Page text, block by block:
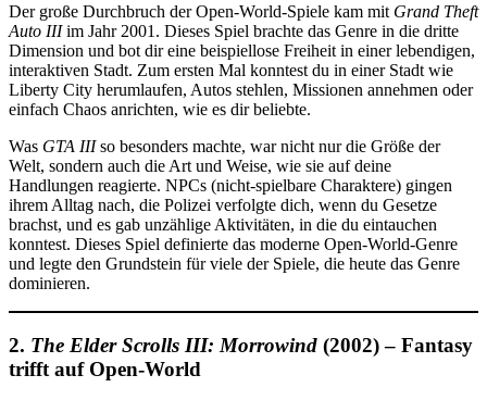
Der große Durchbruch der Open-World-Spiele kam mit Grand Theft
Auto IIIim Jahr 2001. Dieses Spiel brachte das Genre in die dritte
Dimension und bot dir eine beispiellose Freiheit in einer lebendigen,
interaktiven Stadt. Zum ersten Mal konntest du in einer Stadt wie
Liberty City herumlaufen, Autos stehlen, Missionen annehmen oder
einfach Chaos anrichten, wie es dir beliebte.
Was GTA IIIso besonders machte, war nicht nur die Größe der
Welt, sondern auch die Art und Weise, wie sie auf deine
Handlungen reagierte. NPCs (nicht-spielbare Charaktere) gingen
ihrem Alltag nach, die Polizei verfolgte dich, wenn du Gesetze
brachst, und es gab unzählige Aktivitäten, in die du eintauchen
konntest. Dieses Spiel definierte das moderne Open-World-Genre
und legte den Grundstein für viele der Spiele, die heute das Genre
dominieren.
2. The Elder Scrolls III: Morrowind (2002) – Fantasy
trifft auf Open-World